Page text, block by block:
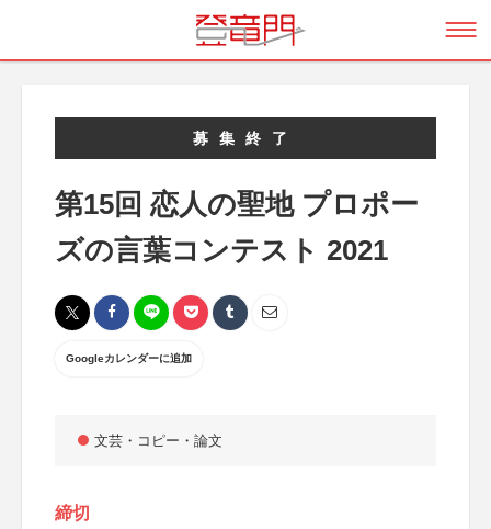
募集終了
第15回 恋人の聖地 プロポー
ズの言葉コンテスト 2021
Googleカレンダーに追加
文芸・コピー・論文
締切